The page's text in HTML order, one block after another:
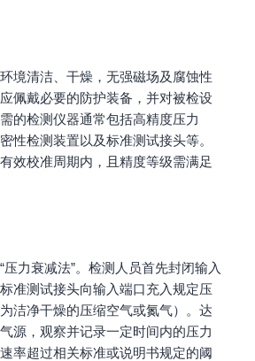
境清洁、干燥，无强磁场及腐蚀性
佩戴必要的防护装备，并对被检设
的检测仪器通常包括高精度压力
性检测装置以及标准测试接头等。
效校准周期内，且精度等级需满足
力衰减法”。检测人员首先封闭输入
准测试接头向输入端口充入规定压
洁净干燥的压缩空气或氮气）。达
源，观察并记录一定时间内的压力
率超过相关标准或说明书规定的阈